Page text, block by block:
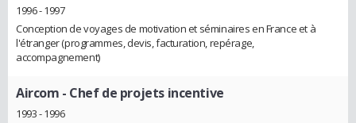
1996 - 1997
Conception de voyages de motivation et séminaires en France et à
l'étranger (programmes, devis, facturation, repérage,
accompagnement)
Aircom - Chef de projets incentive
1993 - 1996